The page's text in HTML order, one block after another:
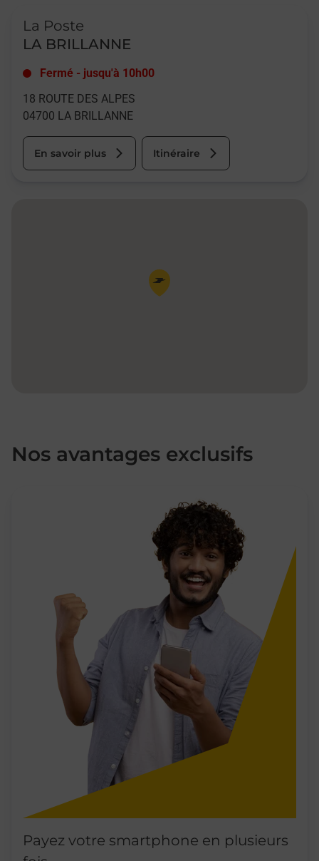
La Poste
LA BRILLANNE
Fermé - jusqu'à 10h00
18 ROUTE DES ALPES
04700 LA BRILLANNE
En savoir plus Itinéraire
Pin de la carte
Nos avantages exclusifs
Payez votre smartphone en plusieurs